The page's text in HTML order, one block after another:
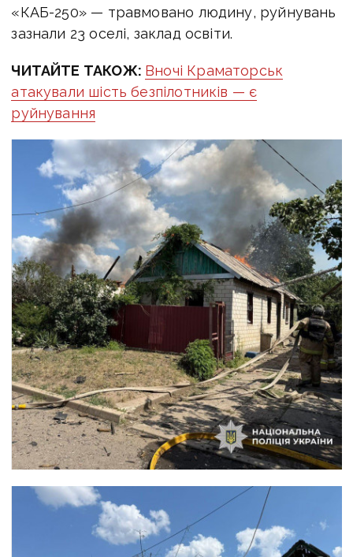
«КАБ-250» — травмовано людину, руйнувань
зазнали 23 оселі, заклад освіти.
ЧИТАЙТЕ ТАКОЖ: Вночі Краматорськ
атакували шість безпілотників — є
руйнування